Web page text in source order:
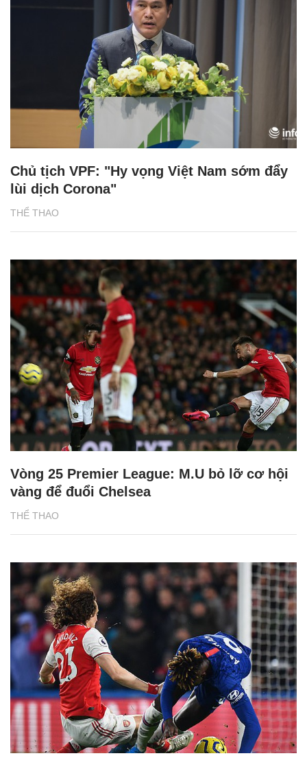
THỂ THAO
Chủ tịch VPF: "Hy vọng Việt Nam sớm đẩy
lùi dịch Corona"
THỂ THAO
Vòng 25 Premier League: M.U bỏ lỡ cơ hội
vàng để đuổi Chelsea